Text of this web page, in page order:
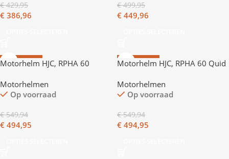
€429,95
€ 386,96
€499,95
€ 449,96
AANBIEDING
Motorhelm HJC, RPHA 60
Motorhelmen
Op voorraad
€549,94
€ 494,95
AANBIEDING
Motorhelm HJC, RPHA 60 Quid
Motorhelmen
Op voorraad
€549,94
€ 494,95